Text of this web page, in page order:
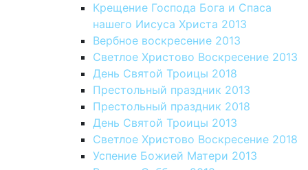
Крещение Господа Бога и Спаса
нашего Иисуса Христа 2013
Вербное воскресение 2013
Светлое Христово Воскресение 2013
День Святой Троицы 2018
Престольный праздник 2013
Престольный праздник 2018
День Святой Троицы 2013
Светлое Христово Воскресение 2018
Успение Божией Матери 2013